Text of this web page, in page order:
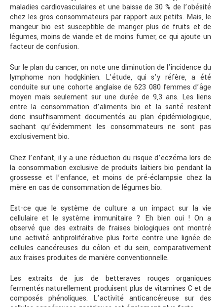
maladies cardiovasculaires et une baisse de 30 % de l’obésité
chez les gros consommateurs par rapport aux petits. Mais, le
mangeur bio est susceptible de manger plus de fruits et de
légumes, moins de viande et de moins fumer, ce qui ajoute un
facteur de confusion.
Sur le plan du cancer, on note une diminution de l’incidence du
lymphome non hodgkinien. L’étude, qui s’y réfère, a été
conduite sur une cohorte anglaise de 623 080 femmes d’âge
moyen mais seulement sur une durée de 9,3 ans. Les liens
entre la consommation d’aliments bio et la santé restent
donc insuffisamment documentés au plan épidémiologique,
sachant qu’évidemment les consommateurs ne sont pas
exclusivement bio.
Chez l’enfant, il y a une réduction du risque d’eczéma lors de
la consommation exclusive de produits laitiers bio pendant la
grossesse et l’enfance, et moins de pré-éclampsie chez la
mère en cas de consommation de légumes bio.
Est-ce que le système de culture a un impact sur la vie
cellulaire et le système immunitaire ? Eh bien oui ! On a
observé que des extraits de fraises biologiques ont montré
une activité antiproliférative plus forte contre une lignée de
cellules cancéreuses du côlon et du sein, comparativement
aux fraises produites de manière conventionnelle.
Les extraits de jus de betteraves rouges organiques
fermentés naturellement produisent plus de vitamines C et de
composés phénoliques. L’activité anticancéreuse sur des